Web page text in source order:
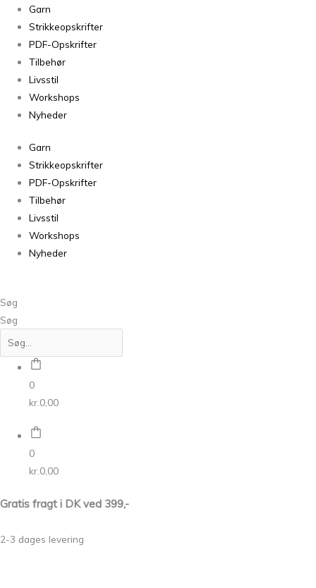
Garn
Strikkeopskrifter
PDF-Opskrifter
Tilbehør
Livsstil
Workshops
Nyheder
Garn
Strikkeopskrifter
PDF-Opskrifter
Tilbehør
Livsstil
Workshops
Nyheder
Søg
Søg
0
kr. 0,00
0
kr. 0,00
Gratis fragt i DK ved 399,-
2-3 dages levering